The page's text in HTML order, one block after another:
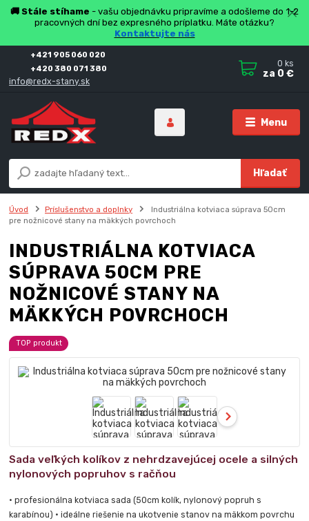
🚚 Stále stíhame - vašu objednávku pripravíme a odošleme do 1-2
pracovných dní bez expresného príplatku. Máte otázku?
Kontaktujte nás
Menu
Hľadať
+421 905 060 020
+420 380 071 380
info@redx-stany.sk
0 ks
za 0 €
Úvod Príslušenstvo a doplnky
Industriálna kotviaca súprava 50cm
pre nožnicové stany na mäkkých povrchoch
INDUSTRIÁLNA KOTVIACA
SÚPRAVA 50CM PRE
NOŽNICOVÉ STANY NA
MÄKKÝCH POVRCHOCH
TOP produkt
Sada veľkých kolíkov z nehrdzavejúcej ocele a silných
nylonových popruhov s račňou
• profesionálna kotviaca sada (50cm kolík, nylonový popruh s
karabínou) • ideálne riešenie na ukotvenie stanov na mäkkom povrchu